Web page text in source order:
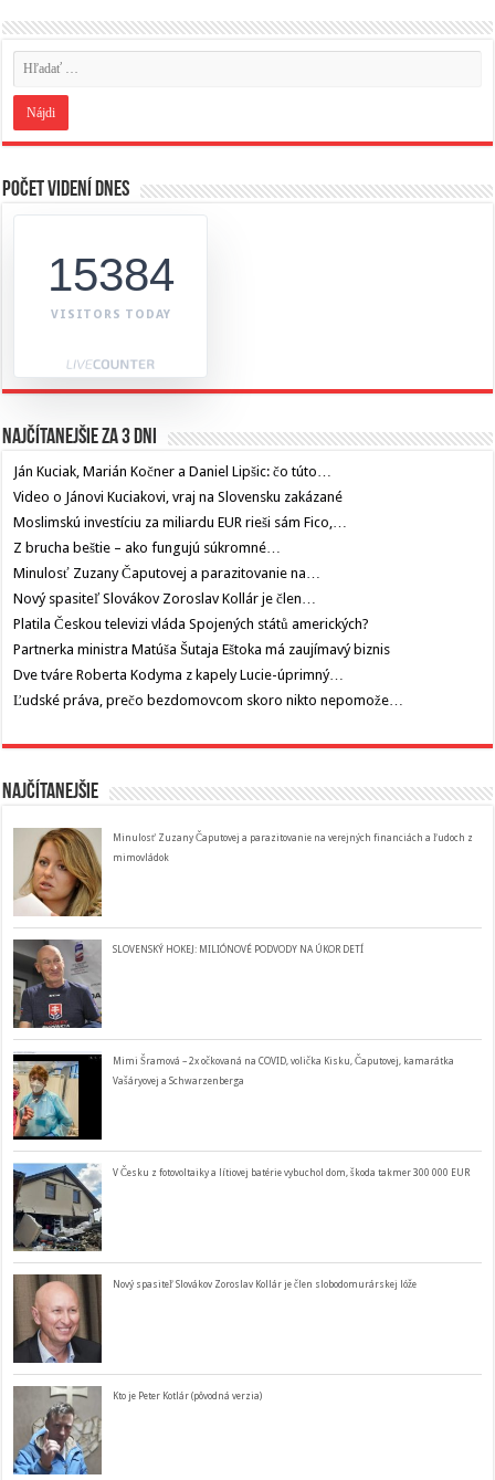
Počet videní dnes
15384
VISITORS TODAY
Najčítanejšie za 3 dni
Ján Kuciak, Marián Kočner a Daniel Lipšic: čo túto…
Video o Jánovi Kuciakovi, vraj na Slovensku zakázané
Moslimskú investíciu za miliardu EUR rieši sám Fico,…
Z brucha beštie – ako fungujú súkromné…
Minulosť Zuzany Čaputovej a parazitovanie na…
Nový spasiteľ Slovákov Zoroslav Kollár je člen…
Platila Českou televizi vláda Spojených států amerických?
Partnerka ministra Matúša Šutaja Eštoka má zaujímavý biznis
Dve tváre Roberta Kodyma z kapely Lucie-úprimný…
Ľudské práva, prečo bezdomovcom skoro nikto nepomože…
Najčítanejšie
Minulosť Zuzany Čaputovej a parazitovanie na verejných financiách a ľudoch z
mimovládok
SLOVENSKÝ HOKEJ: MILIÓNOVÉ PODVODY NA ÚKOR DETÍ
Mimi Šramová – 2x očkovaná na COVID, volička Kisku, Čaputovej, kamarátka
Vašáryovej a Schwarzenberga
V Česku z fotovoltaiky a lítiovej batérie vybuchol dom, škoda takmer 300 000 EUR
Nový spasiteľ Slovákov Zoroslav Kollár je člen slobodomurárskej lóže
Kto je Peter Kotlár (pôvodná verzia)